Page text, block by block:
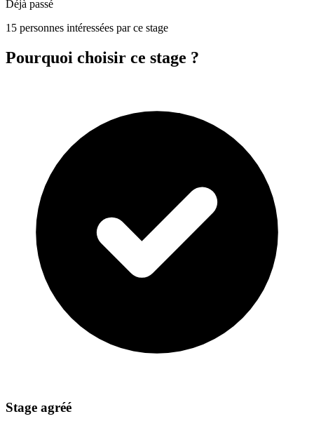
Déjà passé
15 personnes intéressées par ce stage
Pourquoi choisir ce stage ?
Stage agréé